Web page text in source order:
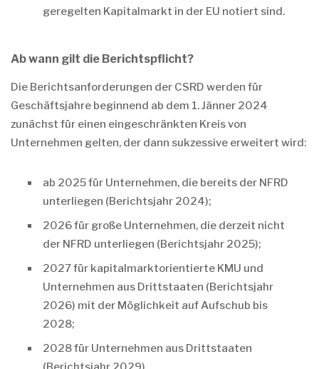
geregelten Kapitalmarkt in der EU notiert sind.
Ab wann gilt die Berichtspflicht?
Die Berichtsanforderungen der CSRD werden für
Geschäftsjahre beginnend ab dem 1. Jänner 2024
zunächst für einen eingeschränkten Kreis von
Unternehmen gelten, der dann sukzessive erweitert wird:
ab 2025 für Unternehmen, die bereits der NFRD
unterliegen (Berichtsjahr 2024);
2026 für große Unternehmen, die derzeit nicht
der NFRD unterliegen (Berichtsjahr 2025);
2027 für kapitalmarktorientierte KMU und
Unternehmen aus Drittstaaten (Berichtsjahr
2026) mit der Möglichkeit auf Aufschub bis
2028;
2028 für Unternehmen aus Drittstaaten